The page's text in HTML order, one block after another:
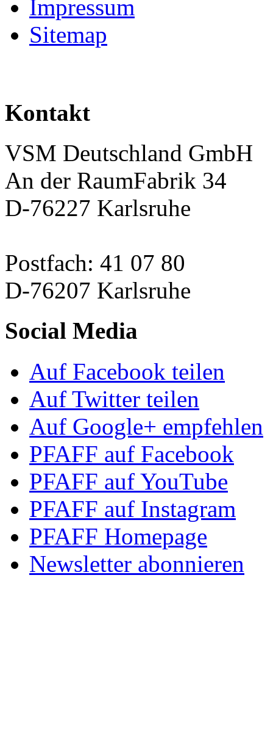
Impressum
Sitemap
Kontakt
VSM Deutschland GmbH
An der RaumFabrik 34
D-76227 Karlsruhe
Postfach: 41 07 80
D-76207 Karlsruhe
Social Media
Auf Facebook teilen
Auf Twitter teilen
Auf Google+ empfehlen
PFAFF auf Facebook
PFAFF auf YouTube
PFAFF auf Instagram
PFAFF Homepage
Newsletter abonnieren